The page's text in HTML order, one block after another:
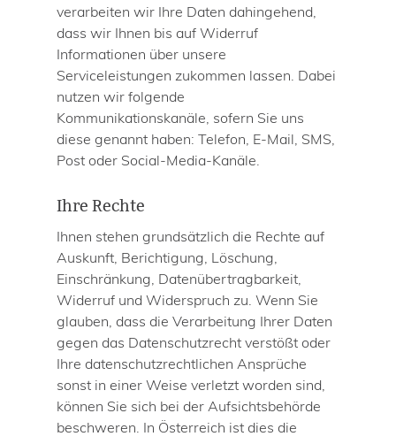
verarbeiten wir Ihre Daten dahingehend,
dass wir Ihnen bis auf Widerruf
Informationen über unsere
Serviceleistungen zukommen lassen. Dabei
nutzen wir folgende
Kommunikationskanäle, sofern Sie uns
diese genannt haben: Telefon, E-Mail, SMS,
Post oder Social-Media-Kanäle.
Ihre Rechte
Ihnen stehen grundsätzlich die Rechte auf
Auskunft, Berichtigung, Löschung,
Einschränkung, Datenübertragbarkeit,
Widerruf und Widerspruch zu. Wenn Sie
glauben, dass die Verarbeitung Ihrer Daten
gegen das Datenschutzrecht verstößt oder
Ihre datenschutzrechtlichen Ansprüche
sonst in einer Weise verletzt worden sind,
können Sie sich bei der Aufsichtsbehörde
beschweren. In Österreich ist dies die